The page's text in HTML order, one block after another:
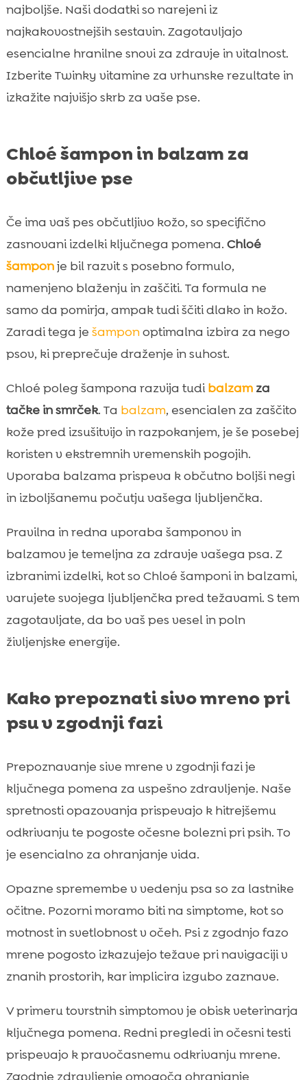
najboljše. Naši dodatki so narejeni iz
najkakovostnejših sestavin. Zagotavljajo
esencialne hranilne snovi za zdravje in vitalnost.
Izberite Twinky vitamine za vrhunske rezultate in
izkažite najvišjo skrb za vaše pse.
Chloé šampon in balzam za
občutljive pse
Če ima vaš pes občutljivo kožo, so specifično
zasnovani izdelki ključnega pomena. Chloé
šamponje bil razvit s posebno formulo,
namenjeno blaženju in zaščiti. Ta formula ne
samo da pomirja, ampak tudi ščiti dlako in kožo.
Zaradi tega je šamponoptimalna izbira za nego
psov, ki preprečuje draženje in suhost.
Chloé poleg šampona razvija tudibalzamza
tačke in smrček. Ta balzam, esencialen za zaščito
kože pred izsušitvijo in razpokanjem, je še posebej
koristen v ekstremnih vremenskih pogojih.
Uporaba balzama prispeva k občutno boljši negi
in izboljšanemu počutju vašega ljubljenčka.
Pravilna in redna uporaba šamponov in
balzamov je temeljna za zdravje vašega psa. Z
izbranimi izdelki, kot so Chloé šamponi in balzami,
varujete svojega ljubljenčka pred težavami. S tem
zagotavljate, da bo vaš pes vesel in poln
življenjske energije.
Kako prepoznati sivo mreno pri
psu v zgodnji fazi
Prepoznavanje sive mrene v zgodnji fazi je
ključnega pomena za uspešno zdravljenje. Naše
spretnosti opazovanja prispevajo k hitrejšemu
odkrivanju te pogoste očesne bolezni pri psih. To
je esencialno za ohranjanje vida.
Opazne spremembe v vedenju psa so za lastnike
očitne. Pozorni moramo biti na simptome, kot so
motnost in svetlobnost v očeh. Psi z zgodnjo fazo
mrene pogosto izkazujejo težave pri navigaciji v
znanih prostorih, kar implicira izgubo zaznave.
V primeru tovrstnih simptomov je obisk veterinarja
ključnega pomena. Redni pregledi in očesni testi
prispevajo k pravočasnemu odkrivanju mrene.
Zgodnje zdravljenje omogoča ohranjanje